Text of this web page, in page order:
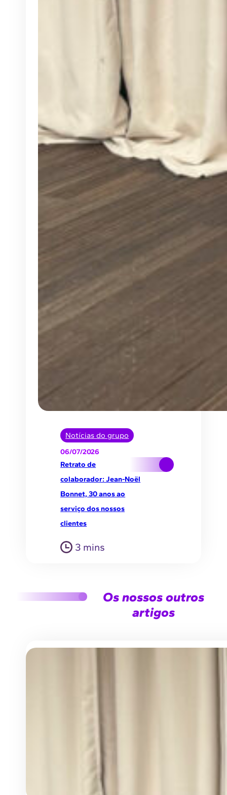
Notícias do grupo
06/07/2026
Retrato de
colaborador: Jean-Noël
Bonnet, 30 anos ao
serviço dos nossos
clientes
3 mins
Os nossos outros
artigos